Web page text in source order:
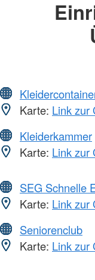
Karte: Link zur
Kleiderkammer
Karte: Link zur
SEG Schnelle
Karte: Link zur
Seniorenclub
Karte: Link zur